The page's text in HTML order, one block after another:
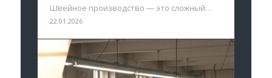
Швейное производство — это сложный…
22.01.2026